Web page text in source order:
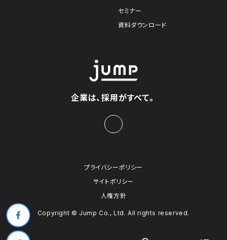
セミナー
資料ダウンロード
企業は、採用がすべて。
プライバシーポリシー
サイトポリシー
人権方針
Copyright © Jump Co., Ltd. All rights reserved.